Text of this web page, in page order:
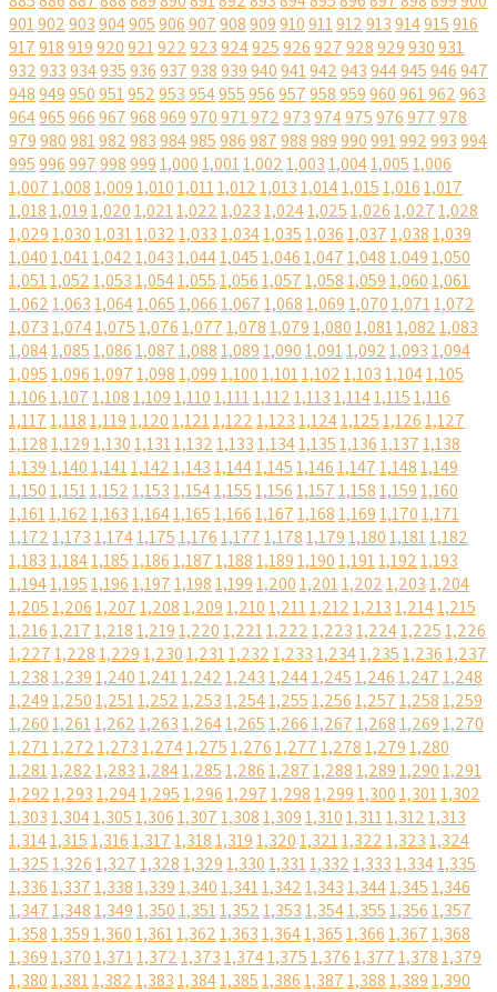
901902903904905906907908909910911912913914915916
917918919920921922923924925926927928929930931
932933934935936937938939940941942943944945946947
948949950951952953954955956957958959960961962963
964965966967968969970971972973974975976977978
979980981982983984985986987988989990991992993994
9959969979989991,0001,0011,0021,0031,0041,0051,006
1,0071,0081,0091,0101,0111,0121,0131,0141,0151,0161,017
1,0181,0191,0201,0211,0221,0231,0241,0251,0261,0271,028
1,0291,0301,0311,0321,0331,0341,0351,0361,0371,0381,039
1,0401,0411,0421,0431,0441,0451,0461,0471,0481,0491,050
1,0511,0521,0531,0541,0551,0561,0571,0581,0591,0601,061
1,0621,0631,0641,0651,0661,0671,0681,0691,0701,0711,072
1,0731,0741,0751,0761,0771,0781,0791,0801,0811,0821,083
1,0841,0851,0861,0871,0881,0891,0901,0911,0921,0931,094
1,0951,0961,0971,0981,0991,1001,1011,1021,1031,1041,105
1,1061,1071,1081,1091,1101,1111,1121,1131,1141,1151,116
1,1171,1181,1191,1201,1211,1221,1231,1241,1251,1261,127
1,1281,1291,1301,1311,1321,1331,1341,1351,1361,1371,138
1,1391,1401,1411,1421,1431,1441,1451,1461,1471,1481,149
1,1501,1511,1521,1531,1541,1551,1561,1571,1581,1591,160
1,1611,1621,1631,1641,1651,1661,1671,1681,1691,1701,171
1,1721,1731,1741,1751,1761,1771,1781,1791,1801,1811,182
1,1831,1841,1851,1861,1871,1881,1891,1901,1911,1921,193
1,1941,1951,1961,1971,1981,1991,2001,2011,2021,2031,204
1,2051,2061,2071,2081,2091,2101,2111,2121,2131,2141,215
1,2161,2171,2181,2191,2201,2211,2221,2231,2241,2251,226
1,2271,2281,2291,2301,2311,2321,2331,2341,2351,2361,237
1,2381,2391,2401,2411,2421,2431,2441,2451,2461,2471,248
1,2491,2501,2511,2521,2531,2541,2551,2561,2571,2581,259
1,2601,2611,2621,2631,2641,2651,2661,2671,2681,2691,270
1,2711,2721,2731,2741,2751,2761,2771,2781,2791,280
1,2811,2821,2831,2841,2851,2861,2871,2881,2891,2901,291
1,2921,2931,2941,2951,2961,2971,2981,2991,3001,3011,302
1,3031,3041,3051,3061,3071,3081,3091,3101,3111,3121,313
1,3141,3151,3161,3171,3181,3191,3201,3211,3221,3231,324
1,3251,3261,3271,3281,3291,3301,3311,3321,3331,3341,335
1,3361,3371,3381,3391,3401,3411,3421,3431,3441,3451,346
1,3471,3481,3491,3501,3511,3521,3531,3541,3551,3561,357
1,3581,3591,3601,3611,3621,3631,3641,3651,3661,3671,368
1,3691,3701,3711,3721,3731,3741,3751,3761,3771,3781,379
1,3801,3811,3821,3831,3841,3851,3861,3871,3881,3891,390